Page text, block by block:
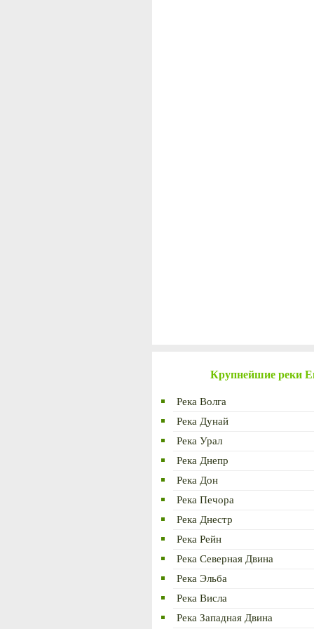
Крупнейшие реки
Река Волга
Река Дунай
Река Урал
Река Днепр
Река Дон
Река Печора
Река Днестр
Река Рейн
Река Северная Двина
Река Эльба
Река Висла
Река Западная Двина